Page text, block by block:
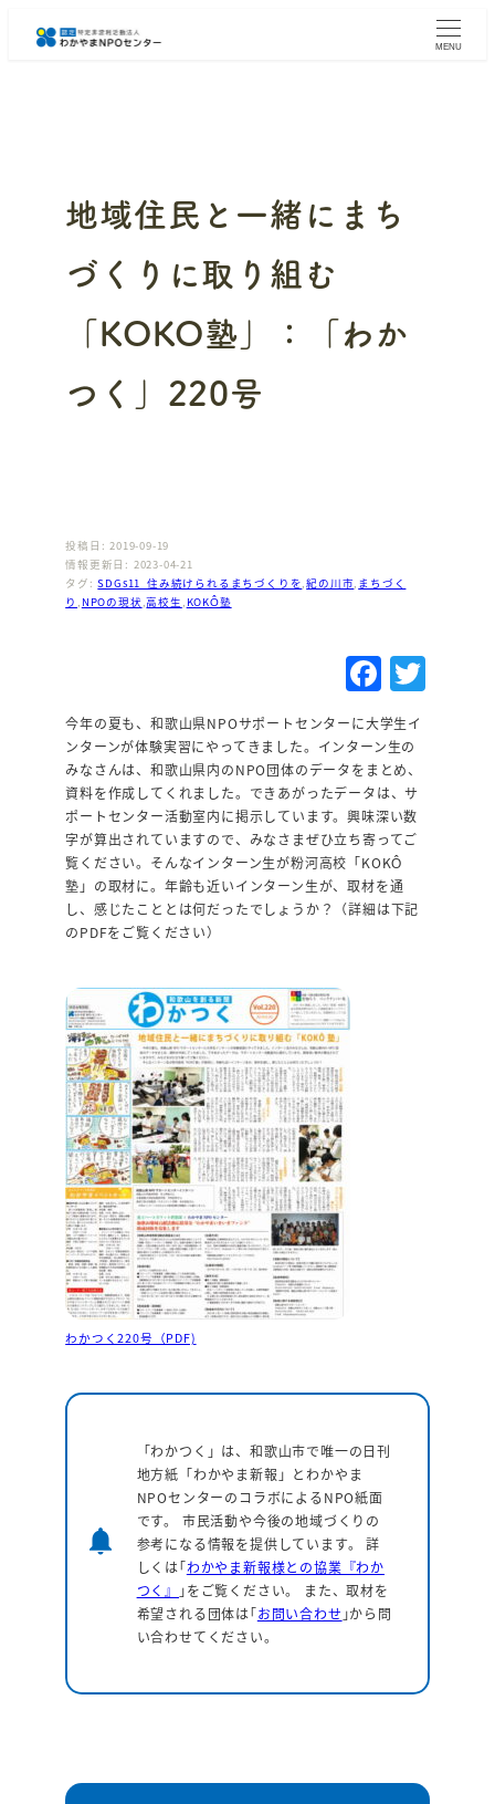
MENU
地域住民と一緒にまち
づくりに取り組む
「KOKO塾」：「わか
つく」220号
投稿日: 2019-09-19
情報更新日: 2023-04-21
タグ:SDGs11_住み続けられるまちづくりを ,紀の川市 まちづく
り NPOの現状 ,高校生 KOKÔ塾
F
a
c
e
b
o
o
k
T
今年の夏も、和歌山県NPOサポートセンターに大学生イ
ンターンが体験実習にやってきました。インターン生の
みなさんは、和歌山県内のNPO団体のデータをまとめ、
資料を作成してくれました。できあがったデータは、サ
ポートセンター活動室内に掲示しています。興味深い数
字が算出されていますので、みなさまぜひ立ち寄ってご
覧ください。そんなインターン生が粉河高校「KOKÔ
塾」の取材に。年齢も近いインターン生が、取材を通
し、感じたこととは何だったでしょうか？（詳細は下記
のPDFをご覧ください）
わかつく220号（PDF)
notifications
「わかつく」は、和歌山市で唯一の日刊
地方紙「わかやま新報」とわかやま
NPOセンターのコラボによるNPO紙面
です。 市民活動や今後の地域づくりの
参考になる情報を提供しています。詳
しくは｢わかやま新報様との協業『わか
つく』
｣をご覧ください。 また、取材を
希望される団体は｢お問い合わせ ｣から問
い合わせてください。